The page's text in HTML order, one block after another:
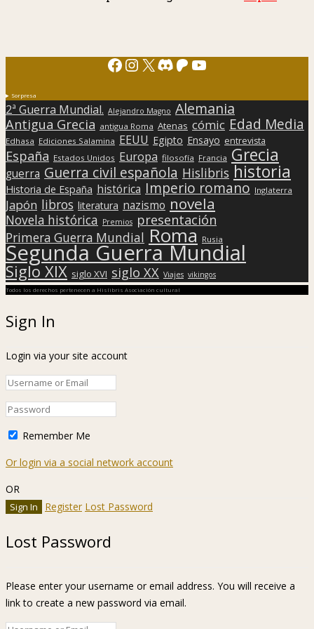
Facebook
Instagram
X Discord
Patreon
YouTube
Sorpresa
2ª Guerra Mundial. Alejandro Magno Alemania
Antigua Grecia antigua Roma Atenas cómic Edad Media
Edhasa Ediciones Salamina EEUU Egipto Ensayo entrevista
España Estados Unidos Europa filosofía Francia Grecia
guerra Guerra civil española Hislibris historia
Historia de España histórica Imperio romano Inglaterra
Japón libros literatura nazismo novela
Novela histórica Premios presentación
Primera Guerra Mundial Roma Rusia
Segunda Guerra Mundial
Siglo XIX siglo XVI siglo XX Viajes vikingos
Todos los derechos pertenecen a Hislibris Asociación cultural
Sign In
Login via your site account
Remember Me
Or login via a social network account
OR
Register Lost Password
Lost Password
Please enter your username or email address. You will receive a
link to create a new password via email.